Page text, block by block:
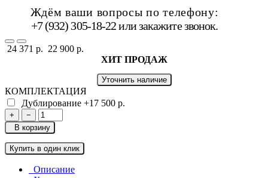
Ждём ваши вопросы по телефону:
+7 (932) 305-18-22 илизакажите звонок.
24 371 р. 22 900 р.
ХИТ ПРОДАЖ
Уточнить наличие
КОМПЛЕКТАЦИЯ
Дублирование +17 500 р.
+
−
В корзину
Купить в один клик
Описание